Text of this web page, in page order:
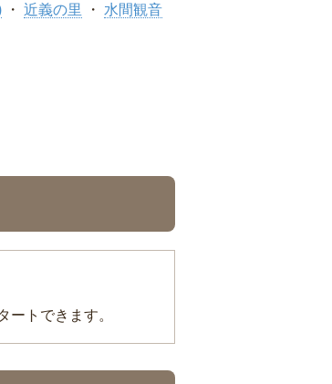
近義の里 水間観音
トできます。